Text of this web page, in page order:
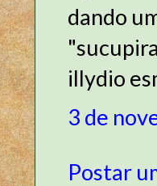
dando
illydio
3 de
Postar